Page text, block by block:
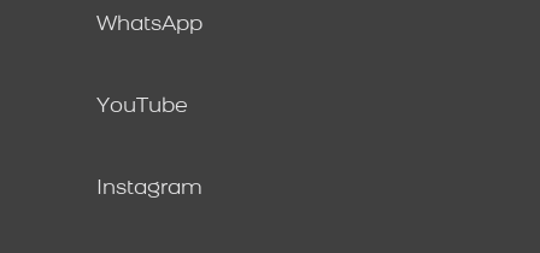
WhatsApp
YouTube
Instagram